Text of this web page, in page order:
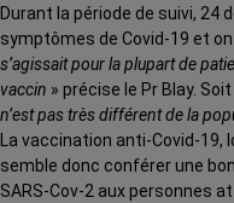
Durant la période de suivi, 24
symptômes de Covid-19 et
s’agissait pour la plupart de
vaccin » précise le Pr Blay.
n’est pas très différent de la
La vaccination anti-Covid-
semble donc conférer une
SARS-Cov-2 aux personnes